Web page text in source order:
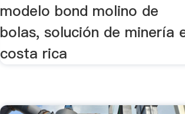
modelo bond molino de
bolas, solución de minería
costa rica